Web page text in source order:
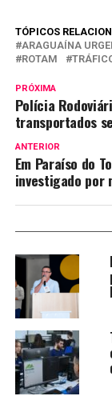
TÓPICOS
ARAGUAÍNA
ROTAM
PRÓXIMA
Polícia
transportados
ANTERIOR
Em Paraíso do
investigado por